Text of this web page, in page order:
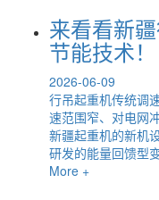
来看看新
节能技术！
2026-06-09
行吊起重机传统调
速范围窄、对电网
新疆起重机的新机
研发的能量回馈型
More +